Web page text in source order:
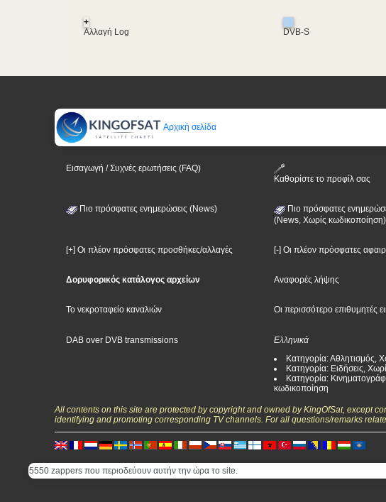
+
Αλλαγή Log
DVB-S
Αρχική σελίδα
Εισαγωγή / Συχνές ερωτήσεις (FAQ)
Καθορίστε το προφίλ σας
Πιο πρόσφατες ενημερώσεις (News)
Πιο πρόσφατες
(News, Χωρίς κωδικοποίηση)
[+] Οι πλέον πρόσφατες προσθήκες/αλλαγές [-] Οι πλέον πρόσφατες
Δορυφορικός κατάλογος αρχείων Αναφορές λήψης
Το νεκροταφείο καναλιών Οι περισσότερο επιθυμητές
DAB over DVB transmissions
Ελληνικά
Κατηγορία: Αθλητισμός,
Κατηγορία: Ειδήσεις,
Κατηγορία:
κωδικοποίηση
All contents on this site are protected by copyright and owned by KingOfSat, except
identifying and promoting corresponding TV channels. For all questions/remarks
5550 zappers που περιοδεύουν αυτήν την ώρα το site.